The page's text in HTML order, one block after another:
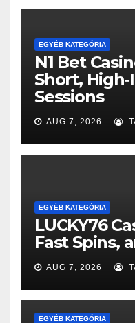
EGYÉB KATEGÓRIA
N1 Bet
Short,
Sessions
AUG 7, 2026
EGYÉB KATEGÓRIA
LUCKY76
Fast Spins,
AUG 7, 2026
EGYÉB KATEGÓRIA